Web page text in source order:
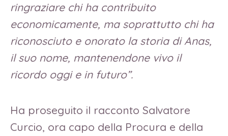
ringraziare chi ha contribuito
economicamente, ma soprattutto chi ha
riconosciuto e onorato la storia di Anas,
il suo nome, mantenendone vivo il
ricordo oggi e in futuro”.
Ha proseguito il racconto Salvatore
Curcio, ora capo della Procura e della